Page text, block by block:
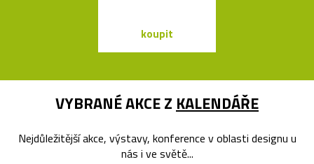
koupit
VYBRANÉ AKCE Z KALENDÁŘE
Nejdůležitější akce, výstavy, konference v oblasti designu u
nás i ve světě...